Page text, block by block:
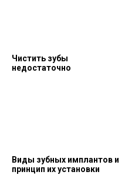
Чистить зубы
недостаточно
Виды зубных имплантов и
принцип их установки